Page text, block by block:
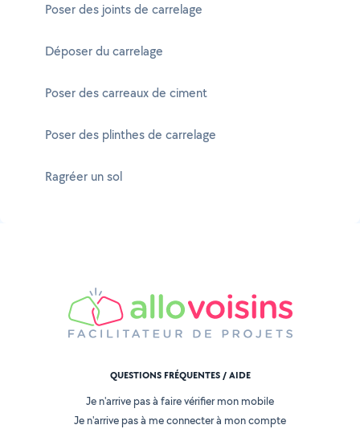
Poser des joints de carrelage
Déposer du carrelage
Poser des carreaux de ciment
Poser des plinthes de carrelage
Ragréer un sol
QUESTIONS FRÉQUENTES / AIDE
Je n'arrive pas à faire vérifier mon mobile
Je n'arrive pas à me connecter à mon compte